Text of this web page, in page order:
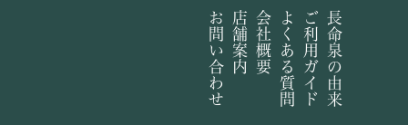
長命泉の由来
ご利用ガイド
よくある質問
会社概要
店舗案内
お問い合わせ